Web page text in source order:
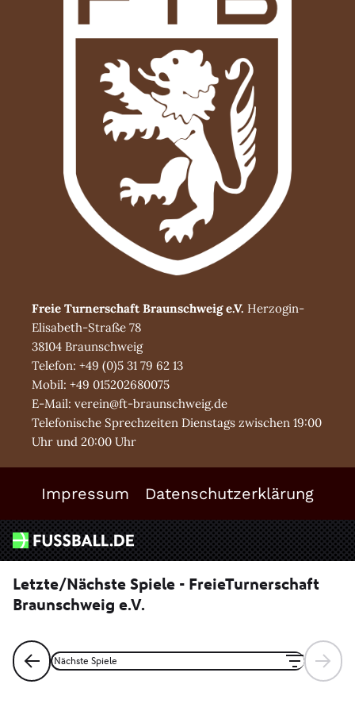
Freie Turnerschaft Braunschweig e.V. Herzogin-
Elisabeth-Straße 78
38104 Braunschweig
Telefon: +49 (0)5 31 79 62 13
Mobil: +49 015202680075
E-Mail: verein@ft-braunschweig.de
Telefonische Sprechzeiten Dienstags zwischen 19:00
Uhr und 20:00 Uhr
Impressum Datenschutzerklärung